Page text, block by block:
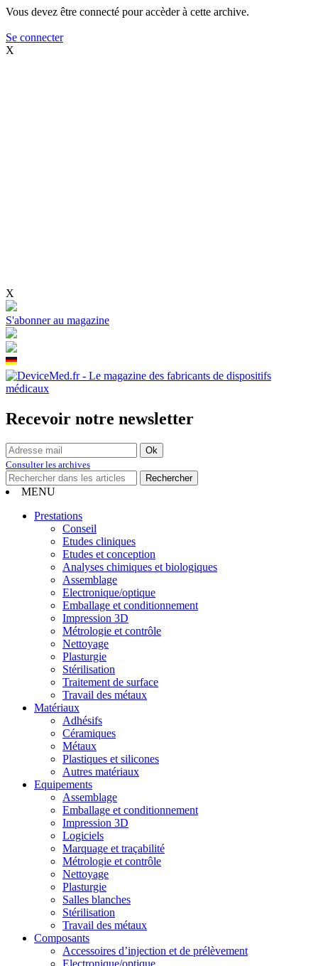
Vous devez être connecté pour accèder à cette archive.
Se connecter
X
X
S'abonner au magazine
Recevoir notre newsletter
Consulter les archives
MENU
Prestations
Conseil
Etudes cliniques
Etudes et conception
Analyses chimiques et biologiques
Assemblage
Electronique/optique
Emballage et conditionnement
Impression 3D
Métrologie et contrôle
Nettoyage
Plasturgie
Stérilisation
Traitement de surface
Travail des métaux
Matériaux
Adhésifs
Céramiques
Métaux
Plastiques et silicones
Autres matériaux
Equipements
Assemblage
Emballage et conditionnement
Impression 3D
Logiciels
Marquage et traçabilité
Métrologie et contrôle
Nettoyage
Plasturgie
Salles blanches
Stérilisation
Travail des métaux
Composants
Accessoires d’injection et de prélèvement
Electronique/optique